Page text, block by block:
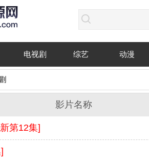
电视剧 综艺 动漫
影片名称
第12集]